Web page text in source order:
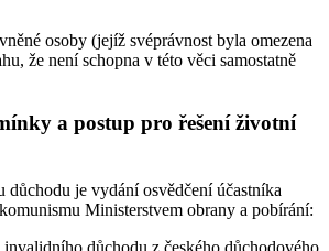
osoby (jejíž svéprávnost byla omezena
že není schopna v této věci samostatně
a postup pro řešení životní
důchodu je vydání osvědčení účastníka
Ministerstvem obrany a pobírání:
invalidního důchodu z českého důchodového